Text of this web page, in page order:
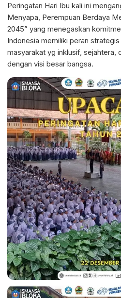
Peringatan Hari Ibu kali ini
Menyapa, Perempuan Berdaya
2045” yang menegaskan
Indonesia memiliki peran
masyarakat yg inklusif, sejahtera,
dengan visi besar bangsa.